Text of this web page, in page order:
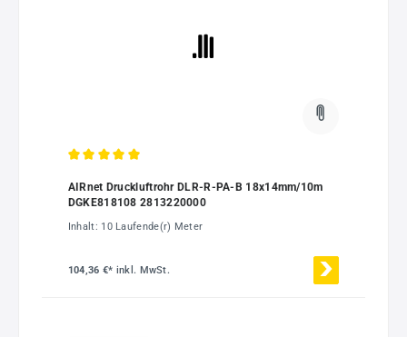
AIRnet Druckluftrohr DLR-R-PA-B 18x14mm/10m
DGKE818108 2813220000
Inhalt: 10 Laufende(r) Meter
104,36 €* inkl. MwSt.